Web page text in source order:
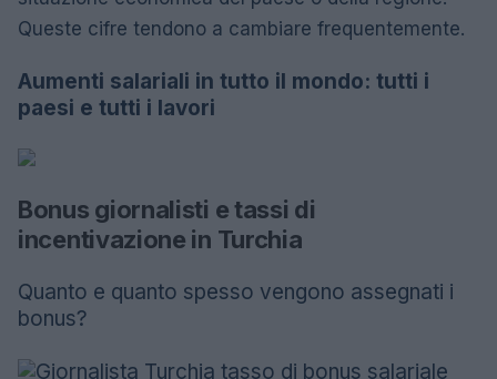
Queste cifre tendono a cambiare frequentemente.
Aumenti salariali in tutto il mondo: tutti i
paesi e tutti i lavori
Bonus giornalisti e tassi di
incentivazione in Turchia
Quanto e quanto spesso vengono assegnati i
bonus?